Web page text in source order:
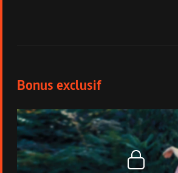
Bonus du programme
Bonus exclusif